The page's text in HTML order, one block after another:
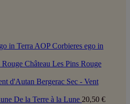
AOP Corbieres ego in
Château Les Pins Rouge
Bergerac Sec - Vent
De la Terre à la Lune 20,50 €